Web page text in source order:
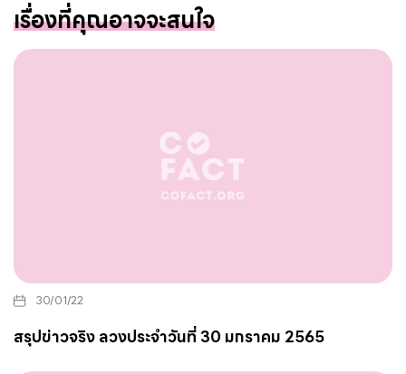
เรื่องที่คุณอาจจะสนใจ
30/01/22
สรุปข่าวจริง ลวงประจำวันที่ 30 มกราคม 2565